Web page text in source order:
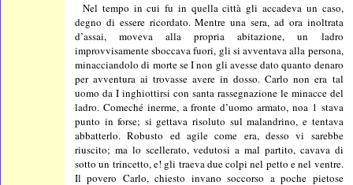
Nel tempo in cui fu in quella città gli accadeva un caso,
degno di essere ricordato. Mentre una sera, ad ora inoltrata
d’assai, moveva alla propria abitazione, un ladro
improvvisamente sboccava fuori, gli si avventava alla persona,
minacciandolo di morte se I non gli avesse dato quanto denaro
per avventura ai trovasse avere in dosso. Carlo non era tal
uomo da I inghiottirsi con santa rassegnazione le minacce del
ladro. Comeché inerme, a fronte d’uomo armato, noa 1 stava
punto in forse; si gettava risoluto sul malandrino, e tentava
abbatterlo. Robusto ed agile come era, desso vi sarebbe
riuscito; ma lo scellerato, vedutosi a mal partito, cavava di
sotto un trincetto, e! gli traeva due colpi nel petto e nel ventre.
Il povero Carlo, chiesto invano soccorso a poche pietose